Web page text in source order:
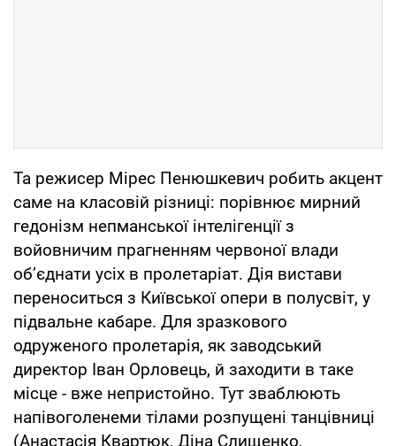
Та режисер Мірес Пенюшкевич робить акцент
саме на класовій різниці: порівнює мирний
гедонізм непманської інтелігенції з
войовничим прагненням червоної влади
об’єднати усіх в пролетаріат. Дія вистави
переноситься з Київської опери в полусвіт, у
підвальне кабаре. Для зразкового
одруженого пролетарія, як заводський
директор Іван Орловець, й заходити в таке
місце - вже непристойно. Тут зваблюють
напівоголенеми тілами розпущені танцівниці
(Анастасія Квартюк, Діна Слищенко,